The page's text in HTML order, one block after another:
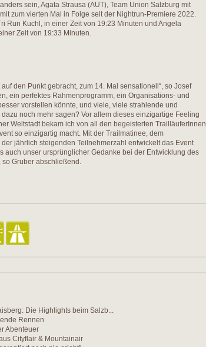
sein, Agata Strausa (AUT), Team Union Salzburg mit
zum vierten Mal in Folge seit der Nightrun-Premiere 2022.
Run Kuchl, in einer Zeit von 19:23 Minuten und Angela
Zeit von 19:33 Minuten.
den Punkt gebracht, zum 14. Mal sensationell“, so Josef
ein perfektes Rahmenprogramm, ein Organisations- und
vorstellen könnte, und viele, viele strahlende und
noch mehr sagen? Vor allem dieses einzigartige Feeling
Weltstadt bekam ich von all den begeisterten TrailläuferInnen
so einzigartig macht. Mit der Trailmatinee, dem
jährlich steigenden Teilnehmerzahl entwickelt das Event
auch unser ursprünglicher Gedanke bei der Entwicklung des
so Gruber abschließend.
Die Highlights beim Salzb...
Rennen
Abenteuer
Cityflair & Mountainair